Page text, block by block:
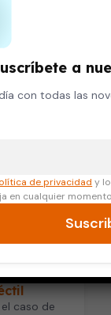
el riesgo
caso de
a
con todas las
de privacidad y
en cualquier